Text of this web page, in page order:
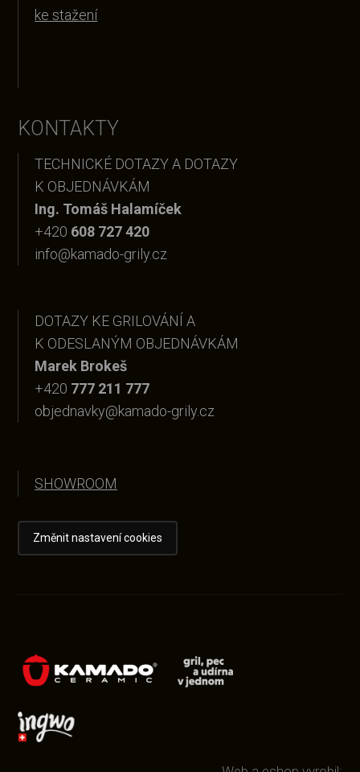
ke stažení
KONTAKTY
TECHNICKÉ DOTAZY A DOTAZY
K OBJEDNÁVKÁM
Ing. Tomáš Halamíček
+420 608 727 420
info@kamado-grily.cz
DOTAZY KE GRILOVÁNÍ A
K ODESLANÝM OBJEDNÁVKÁM
Marek Brokeš
+420 777 211 777
objednavky@kamado-grily.cz
SHOWROOM
Změnit nastavení cookies